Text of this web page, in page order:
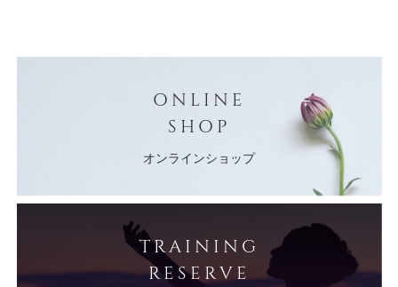
ONLINE
SHOP
オンラインショップ
TRAINING
RESERVE